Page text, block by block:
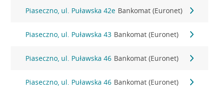
Piaseczno, ul. Puławska 42e Bankomat (Euronet)
Piaseczno, ul. Puławska 43 Bankomat (Euronet)
Piaseczno, ul. Puławska 46 Bankomat (Euronet)
Piaseczno, ul. Puławska 46 Bankomat (Euronet)